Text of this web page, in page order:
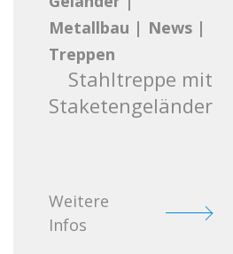
Metallbau | News |
Treppen
Stahltreppe mit
Staketengeländer
Weitere
Infos